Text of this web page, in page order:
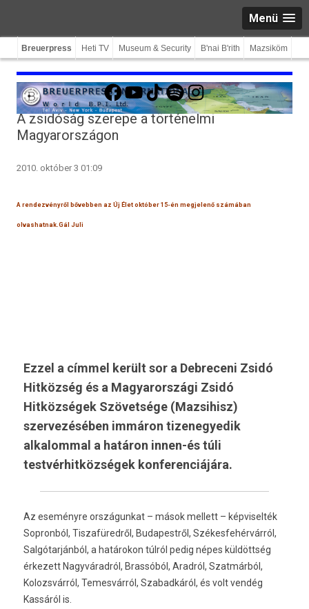
Menü
Breuerpress Heti TV Museum & Security B'nai B'rith Mazsiköm
Facebook
YouTube
TikTokSpotifyInstagram
A zsidóság szerepe a történelmi
Magyarországon
2010. október 3 01:09
A rendezvényről bővebben az Új Élet október 15-én megjelenő számában
olvashatnak.Gál Juli
Ezzel a címmel került sor a Debreceni Zsidó
Hitközség és a Magyarországi Zsidó
Hitközségek Szövetsége (Mazsihisz)
szervezésében immáron tizenegyedik
alkalommal a határon innen-és túli
testvérhitközségek konferenciájára.
Az eseményre országun­kat – mások mel­lett – kép­visel­ték
Sop­ronból, Tis­zafüred­ről, Budapestről, Székes­fehér­várról,
Salgótarjánból, a határokon túlról pedig népes küldöttség
érkezett Nagyváradról, Brassóból, Aradról, Szatmárból,
Kolozsvár­ról, Temes­várról, Szabad­káról, és volt vendég
Kassáról is.